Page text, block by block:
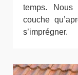
temps.
couche
s’imprégner.